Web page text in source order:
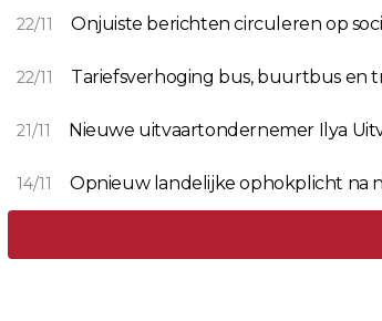
22/11 Onjuiste berichten circuleren op
22/11 Tariefsverhoging bus, buurtbus en
21/11 Nieuwe uitvaartondernemer Ilya
14/11 Opnieuw landelijke ophokplicht na